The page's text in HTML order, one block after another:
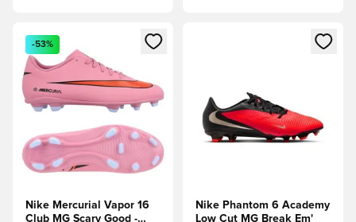
Otvorí modál na prihlásenie alebo registráciu ako člen
-53%
Nike Mercurial Vapor 16
Club MG Scary Good -
Otvorí modál na prihlásenie
Nike Phantom 6 Academy
Low Cut MG Break Em'